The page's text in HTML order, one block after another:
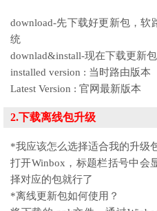
download-先下载好更新包，
统
downlad&install-现在下载更新
installed version : 当时路由版本
Latest Version : 官网最新版本
2.下载离线包升级
*我应该怎么选择适合我的升级
打开Winbox，标题栏括号中会
择对应的包就行了
*离线更新包如何使用？